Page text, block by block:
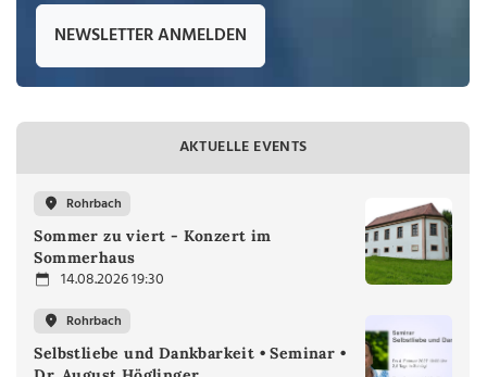
NEWSLETTER ANMELDEN
AKTUELLE EVENTS
Rohrbach
Sommer zu viert - Konzert im
Sommerhaus
14.08.2026 19:30
Rohrbach
Selbstliebe und Dankbarkeit • Seminar •